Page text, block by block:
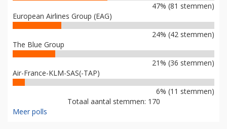
47% (81 stemmen)
European Airlines Group (EAG)
24% (42 stemmen)
The Blue Group
21% (36 stemmen)
Air-France-KLM-SAS(-TAP)
6% (11 stemmen)
Totaal aantal stemmen: 170
Meer polls